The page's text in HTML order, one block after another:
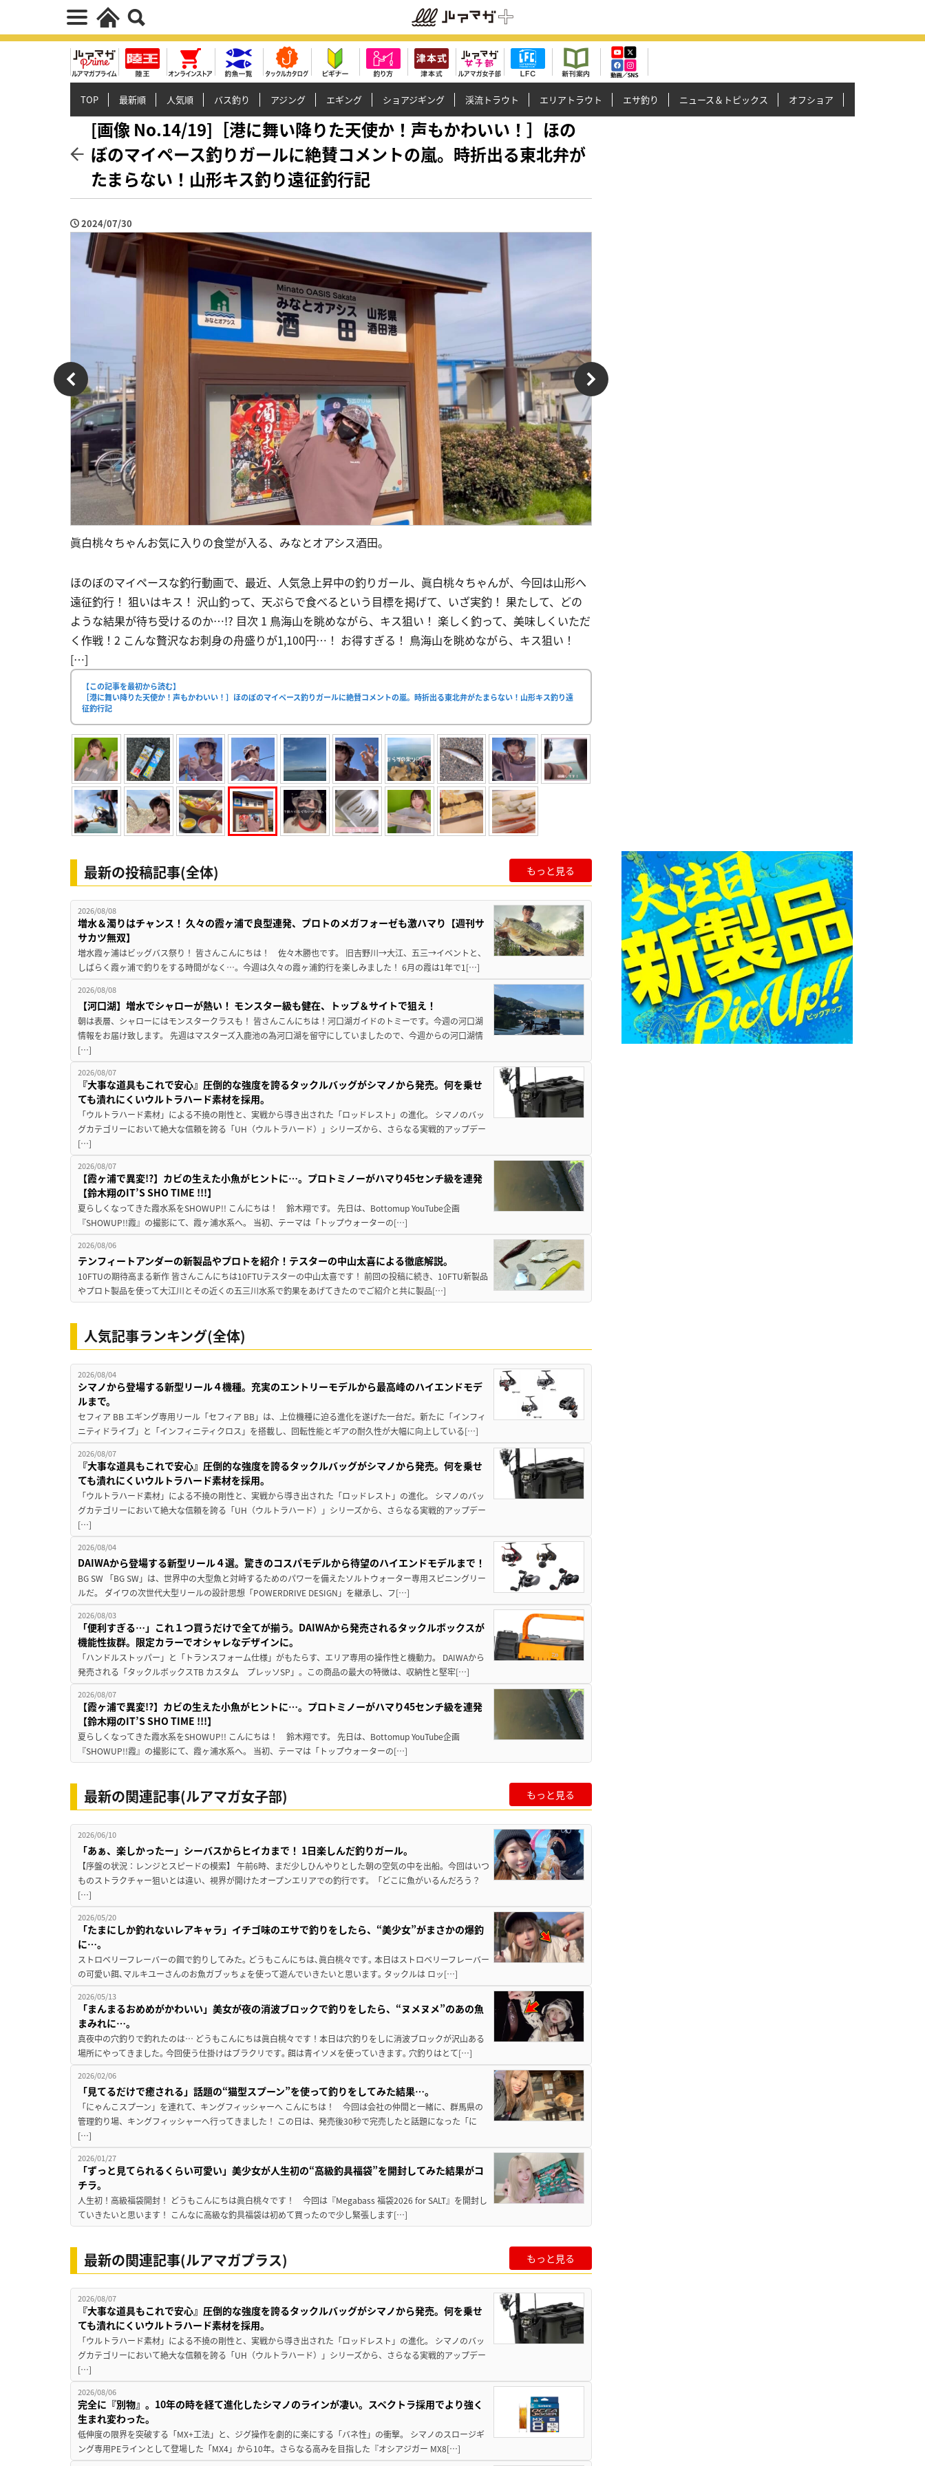
TOP 最新順 人気順 バス釣り アジング エギング ショアジギング 渓流トラウト エリアトラウト エサ釣り ニュース＆トピックス オフショア
[画像 No.14/19]［港に舞い降りた天使か！声もかわいい！］ほの
ぼのマイペース釣りガールに絶賛コメントの嵐。時折出る東北弁が
たまらない！山形キス釣り遠征釣行記
2024/07/30
眞白桃々ちゃんお気に入りの食堂が入る、みなとオアシス酒田。
ほのぼのマイペースな釣行動画で、最近、人気急上昇中の釣りガール、眞白桃々ちゃんが、今回は山形へ
遠征釣行！ 狙いはキス！ 沢山釣って、天ぷらで食べるという目標を掲げて、いざ実釣！ 果たして、どの
ような結果が待ち受けるのか…!? 目次 1 鳥海山を眺めながら、キス狙い！ 楽しく釣って、美味しくいただ
く作戦！2 こんな贅沢なお刺身の舟盛りが1,100円…！ お得すぎる！ 鳥海山を眺めながら、キス狙い！
[…]
【この記事を最初から読む】
［港に舞い降りた天使か！声もかわいい！］ほのぼのマイペース釣りガールに絶賛コメントの嵐。時折出る東北弁がたまらない！山形キス釣り遠
征釣行記
最新の投稿記事(全体) もっと見る
2026/08/08
増水＆濁りはチャンス！ 久々の霞ヶ浦で良型連発、プロトのメガフォーゼも激ハマり【週刊サ
サカツ無双】
増水霞ヶ浦はビッグバス祭り！ 皆さんこんにちは！ 佐々木勝也です。 旧吉野川→大江、五三→イベントと、
しばらく霞ヶ浦で釣りをする時間がなく…。今週は久々の霞ヶ浦釣行を楽しみました！ 6月の霞は1年で1[…]
2026/08/08
【河口湖】増水でシャローが熱い！ モンスター級も健在、トップ＆サイトで狙え！
朝は表層、シャローにはモンスタークラスも！ 皆さんこんにちは！河口湖ガイドのトミーです。今週の河口湖
情報をお届け致します。 先週はマスターズ入鹿池の為河口湖を留守にしていましたので、今週からの河口湖情
[…]
2026/08/07
『大事な道具もこれで安心』圧倒的な強度を誇るタックルバッグがシマノから発売。何を乗せ
ても潰れにくいウルトラハード素材を採用。
「ウルトラハード素材」による不撓の剛性と、実戦から導き出された「ロッドレスト」の進化。 シマノのバッ
グカテゴリーにおいて絶大な信頼を誇る「UH（ウルトラハード）」シリーズから、さらなる実戦的アップデー
[…]
2026/08/07
【霞ヶ浦で異変!?】カビの生えた小魚がヒントに…。プロトミノーがハマり45センチ級を連発
【鈴木翔のIT’S SHO TIME !!!】
夏らしくなってきた霞水系をSHOWUP!! こんにちは！ 鈴木翔です。 先日は、Bottomup YouTube企画
『SHOWUP!!霞』の撮影にて、霞ヶ浦水系へ。 当初、テーマは「トップウォーターの[…]
2026/08/06
テンフィートアンダーの新製品やプロトを紹介！テスターの中山太喜による徹底解説。
10FTUの期待高まる新作 皆さんこんにちは10FTUテスターの中山太喜です！ 前回の投稿に続き、10FTU新製品
やプロト製品を使って大江川とその近くの五三川水系で釣果をあげてきたのでご紹介と共に製品[…]
人気記事ランキング(全体)
2026/08/04
シマノから登場する新型リール４機種。充実のエントリーモデルから最高峰のハイエンドモデ
ルまで。
セフィア BB エギング専用リール「セフィア BB」は、上位機種に迫る進化を遂げた一台だ。新たに「インフィ
ニティドライブ」と「インフィニティクロス」を搭載し、回転性能とギアの耐久性が大幅に向上している[…]
2026/08/07
『大事な道具もこれで安心』圧倒的な強度を誇るタックルバッグがシマノから発売。何を乗せ
ても潰れにくいウルトラハード素材を採用。
「ウルトラハード素材」による不撓の剛性と、実戦から導き出された「ロッドレスト」の進化。 シマノのバッ
グカテゴリーにおいて絶大な信頼を誇る「UH（ウルトラハード）」シリーズから、さらなる実戦的アップデー
[…]
2026/08/04
DAIWAから登場する新型リール４選。驚きのコスパモデルから待望のハイエンドモデルまで！
BG SW 「BG SW」は、世界中の大型魚と対峙するためのパワーを備えたソルトウォーター専用スピニングリー
ルだ。 ダイワの次世代大型リールの設計思想「POWERDRIVE DESIGN」を継承し、フ[…]
2026/08/03
「便利すぎる…」これ１つ買うだけで全てが揃う。DAIWAから発売されるタックルボックスが
機能性抜群。限定カラーでオシャレなデザインに。
「ハンドルストッパー」と「トランスフォーム仕様」がもたらす、エリア専用の操作性と機動力。 DAIWAから
発売される「タックルボックスTB カスタム プレッソSP」。この商品の最大の特徴は、収納性と堅牢[…]
2026/08/07
【霞ヶ浦で異変!?】カビの生えた小魚がヒントに…。プロトミノーがハマり45センチ級を連発
【鈴木翔のIT’S SHO TIME !!!】
夏らしくなってきた霞水系をSHOWUP!! こんにちは！ 鈴木翔です。 先日は、Bottomup YouTube企画
『SHOWUP!!霞』の撮影にて、霞ヶ浦水系へ。 当初、テーマは「トップウォーターの[…]
最新の関連記事(ルアマガ女子部) もっと見る
2026/06/10
「あぁ、楽しかったー」シーバスからヒイカまで！ 1日楽しんだ釣りガール。
【序盤の状況：レンジとスピードの模索】 午前6時、まだ少しひんやりとした朝の空気の中を出船。今回はいつ
ものストラクチャー狙いとは違い、視界が開けたオープンエリアでの釣行です。「どこに魚がいるんだろう？
[…]
2026/05/20
「たまにしか釣れないレアキャラ」イチゴ味のエサで釣りをしたら、“美少女”がまさかの爆釣
に…。
ストロベリーフレーバーの餌で釣りしてみた｡ どうもこんにちは､眞白桃々です｡ 本日はストロベリーフレーバー
の可愛い餌､マルキユーさんのお魚ガブッちょを使って遊んでいきたいと思います｡ タックルは ロッ[…]
2026/05/13
「まんまるおめめがかわいい」美女が夜の消波ブロックで釣りをしたら、“ヌメヌメ”のあの魚
まみれに…。
真夜中の穴釣りで釣れたのは… どうもこんにちは眞白桃々です！本日は穴釣りをしに消波ブロックが沢山ある
場所にやってきました｡ 今回使う仕掛けはブラクリです｡ 餌は青イソメを使っていきます｡ 穴釣りはとて[…]
2026/02/06
「見てるだけで癒される」話題の“猫型スプーン”を使って釣りをしてみた結果…。
「にゃんこスプーン」を連れて、キングフィッシャーへ こんにちは！ 今回は会社の仲間と一緒に、群馬県の
管理釣り場、キングフィッシャーへ行ってきました！ この日は、発売後30秒で完売したと話題になった「に
[…]
2026/01/27
「ずっと見てられるくらい可愛い」美少女が人生初の“高級釣具福袋”を開封してみた結果がコ
チラ。
人生初！高級福袋開封！ どうもこんにちは眞白桃々です！ 今回は『Megabass 福袋2026 for SALT』を開封し
ていきたいと思います！ こんなに高級な釣具福袋は初めて買ったので少し緊張します[…]
最新の関連記事(ルアマガプラス) もっと見る
2026/08/07
『大事な道具もこれで安心』圧倒的な強度を誇るタックルバッグがシマノから発売。何を乗せ
ても潰れにくいウルトラハード素材を採用。
「ウルトラハード素材」による不撓の剛性と、実戦から導き出された「ロッドレスト」の進化。 シマノのバッ
グカテゴリーにおいて絶大な信頼を誇る「UH（ウルトラハード）」シリーズから、さらなる実戦的アップデー
[…]
2026/08/06
完全に『別物』。10年の時を経て進化したシマノのラインが凄い。スペクトラ採用でより強く
生まれ変わった。
低伸度の限界を突破する「MX+工法」と、ジグ操作を劇的に楽にする「バネ性」の衝撃。 シマノのスロージギ
ング専用PEラインとして登場した「MX4」から10年。さらなる高みを目指した『オシアジガー MX8[…]